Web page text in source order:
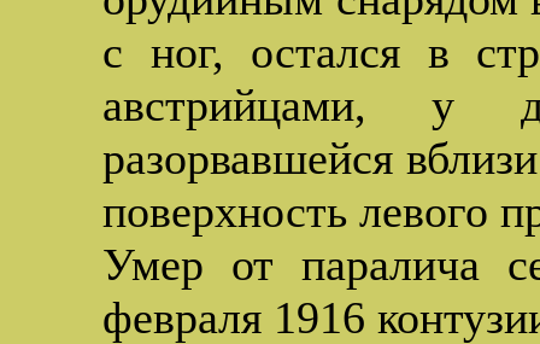
с ног, остался в
австрийцами, у
разорвавшейся
поверхность левого
Умер от паралича
февраля 1916